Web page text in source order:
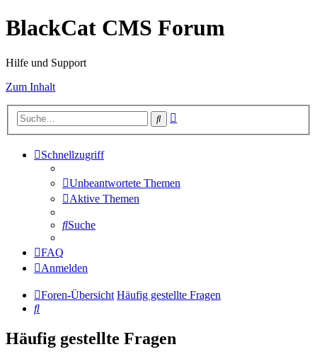
BlackCat CMS Forum
Hilfe und Support
Zum Inhalt
Suche
Schnellzugriff
Unbeantwortete Themen
Aktive Themen
Suche
FAQ
Anmelden
Foren-Übersicht Häufig gestellte Fragen
Suche
Häufig gestellte Fragen